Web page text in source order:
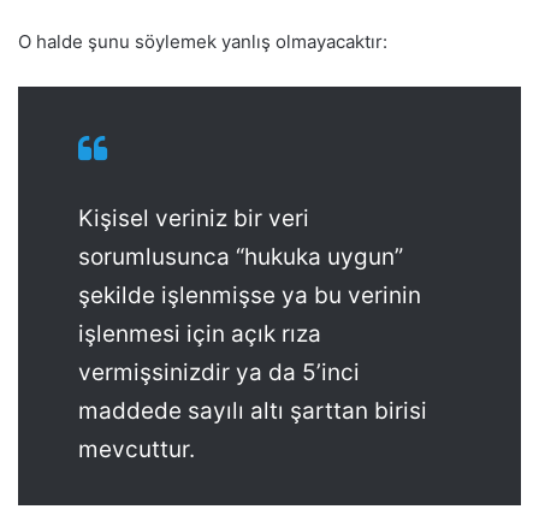
O halde şunu söylemek yanlış olmayacaktır:
Kişisel veriniz bir veri
sorumlusunca “hukuka uygun”
şekilde işlenmişse ya bu verinin
işlenmesi için açık rıza
vermişsinizdir ya da 5’inci
maddede sayılı altı şarttan birisi
mevcuttur.